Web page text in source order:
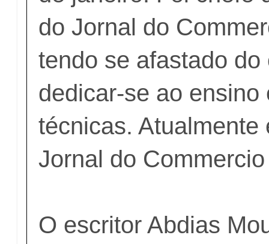
do Jornal do
tendo se afastado do
dedicar-se ao ensino
técnicas. Atualmente
Jornal do
O escritor Abdias